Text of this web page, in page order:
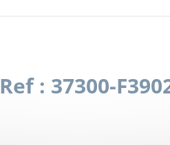
: 37300-